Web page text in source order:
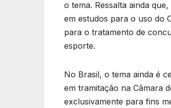
o tema. Ressalta ainda
em estudos para o uso do
para o tratamento de
esporte.
No Brasil, o tema ainda é
em tramitação na Câmara
exclusivamente para fins